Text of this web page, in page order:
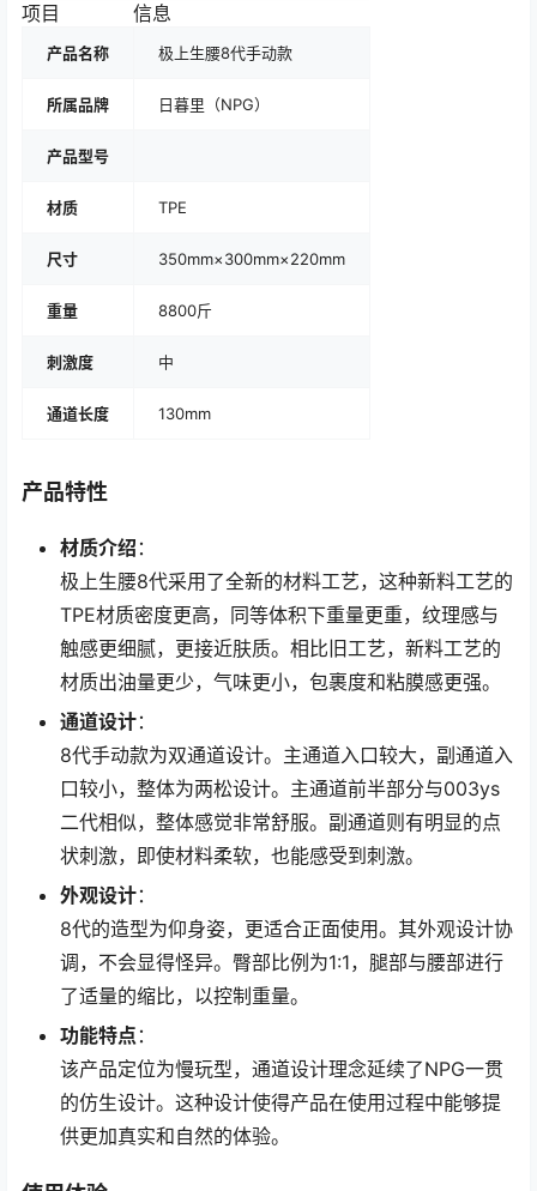
项目 信息
产品名称 极上生腰8代手动款
所属品牌 日暮里（NPG）
产品型号
材质 TPE
尺寸 350mm×300mm×220mm
重量 8800斤
刺激度 中
通道长度 130mm
产品特性
材质介绍 ：
极上生腰8代采用了全新的材料工艺，这种新料工艺的
TPE材质密度更高，同等体积下重量更重，纹理感与
触感更细腻，更接近肤质。相比旧工艺，新料工艺的
材质出油量更少，气味更小，包裹度和粘膜感更强。
通道设计：
8代手动款为双通道设计。主通道入口较大，副通道入
口较小，整体为两松设计。主通道前半部分与003ys
二代相似，整体感觉非常舒服。副通道则有明显的点
状刺激，即使材料柔软，也能感受到刺激。
外观设计：
8代的造型为仰身姿，更适合正面使用。其外观设计协
调，不会显得怪异。臀部比例为1:1，腿部与腰部进行
了适量的缩比，以控制重量。
功能特点 ：
该产品定位为慢玩型，通道设计理念延续了NPG一贯
的仿生设计。这种设计使得产品在使用过程中能够提
供更加真实和自然的体验。